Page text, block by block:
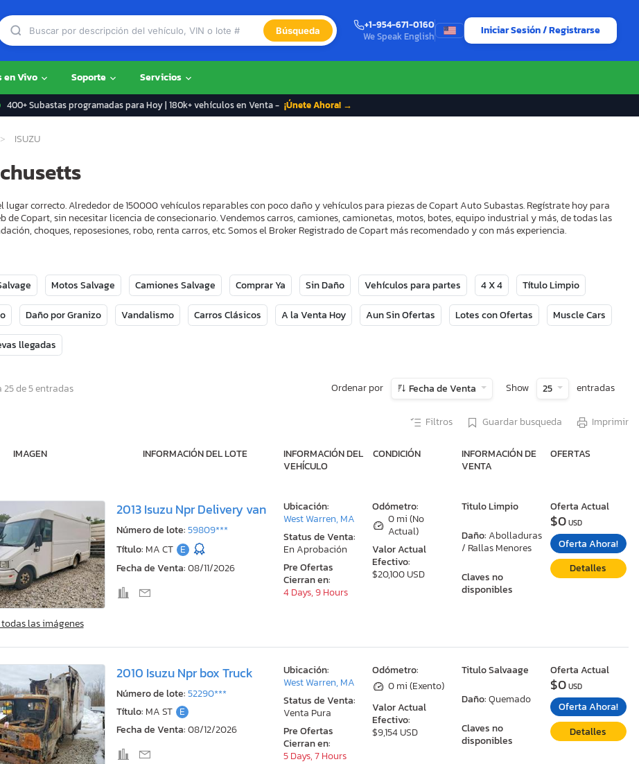
Búsqueda
+1-954-671-0160
We Speak English
Iniciar Sesión / Registrarse
en Vivo Soporte Servicios
400+ Subastas programadas para Hoy | 180k+ vehículos en Venta - ¡Únete Ahora! →
ISUZU
lugar correcto. Alrededor de 150000 vehículos reparables con poco daño y vehículos para piezas de Copart Auto Subastas. Regístrate hoy para
Copart, sin necesitar licencia de consecionario. Vendemos carros, camiones, camionetas, motos, botes, equipo industrial y más, de todas las
choques, reposesiones, robo, renta carros, etc. Somos el Broker Registrado de Copart más recomendado y con más experiencia.
Motos Salvage Camiones Salvage Comprar Ya Sin Daño Vehículos para partes 4 X 4 Título Limpio
Daño por Granizo Vandalismo Carros Clásicos A la Venta Hoy Aun Sin Ofertas Lotes con Ofertas Muscle Cars
llegadas
25 de 5 entradas Ordenar por Fecha de Venta Show 25 entradas
Filtros Guardar busqueda Imprimir
IMAGEN INFORMACIÓN DEL LOTE
INFORMACIÓN DEL
VEHÍCULO
CONDICIÓN
INFORMACIÓN DE
VENTA
OFERTAS
las imágenes
2013 Isuzu Npr Delivery van
Número de lote:59809***
Título: MA CT E
Fecha de Venta:08/11/2026
Odómetro:
0 mi (No
Actual)
Valor Actual
Efectivo:
$20,100 USD
Titulo Limpio
Daño: Abolladuras
/ Rallas Menores
Claves no
disponibles
Ubicación:
West Warren, MA
Status de Venta:
En Aprobación
Pre Ofertas
Cierran en:
4 Days, 9 Hours
Oferta Actual
$0USD
Oferta Ahora!
Detalles
2010 Isuzu Npr box Truck
Número de lote:52290***
Título: MA ST E
Fecha de Venta:08/12/2026
Odómetro:
0 mi (Exento)
Valor Actual
Efectivo:
$9,154 USD
Titulo Salvaage
Daño:Quemado
Claves no
disponibles
Ubicación:
West Warren, MA
Status de Venta:
Venta Pura
Pre Ofertas
Cierran en:
5 Days, 7 Hours
Oferta Actual
$0USD
Oferta Ahora!
Detalles